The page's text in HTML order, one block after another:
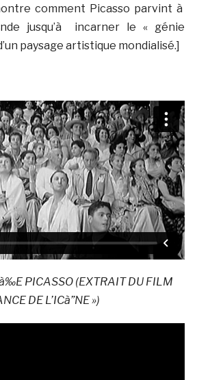
comment Picasso parvint à
jusqu’à incarner le « génie
paysage artistique mondialisé.]
PICASSO (EXTRAIT DU FILM
DE L’ICà”NE »)